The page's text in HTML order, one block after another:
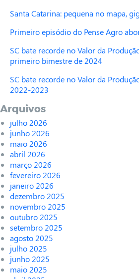
Santa Catarina: pequena no mapa,
Primeiro episódio do Pense Agro
SC bate recorde no Valor da
primeiro bimestre de 2024
SC bate recorde no Valor da
2022-2023
Arquivos
julho 2026
junho 2026
maio 2026
abril 2026
março 2026
fevereiro 2026
janeiro 2026
dezembro 2025
novembro 2025
outubro 2025
setembro 2025
agosto 2025
julho 2025
junho 2025
maio 2025